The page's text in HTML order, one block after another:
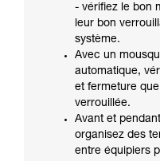
- vérifiez le bon
leur bon
système.
Avec un
automatique,
et fermeture
verrouillée.
Avant et
organisez des
entre équipiers